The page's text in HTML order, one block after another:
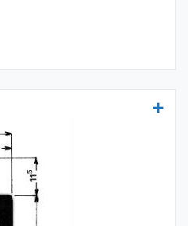
3984
sono realizzate
nel formato a barre.
kg.